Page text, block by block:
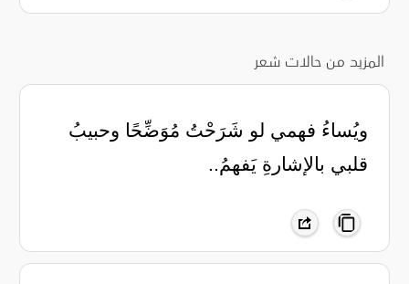
المزيد من حالات شعر
‏ويُساءُ فهمي لو شَرَحْتُ مُوَضِّحًا وحبيبُ
قلبي بالإشارةِ يَفهمُ..